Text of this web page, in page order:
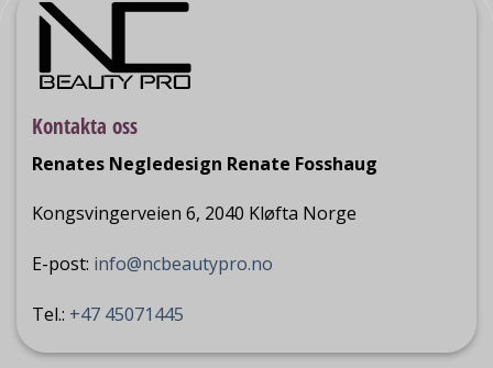
Kontakta oss
Renates Negledesign Renate Fosshaug
Kongsvingerveien 6, 2040 Kløfta Norge
E-post: info@ncbeautypro.no
Tel.: +47 45071445